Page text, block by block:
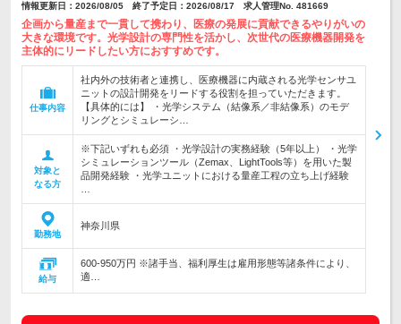
情報更新日：2026/08/05 終了予定日：2026/08/17 求人管理No. 481669
企画から量産まで一貫して携わり、医療の発展に貢献できるやりがいの
大きな環境です。光学設計の専門性を活かし、次世代の医療機器開発を
主体的にリードしたい方におすすめです。
仕事内容
社内外の技術者と連携し、医療機器に内蔵される光学センサユ
ニットの設計開発をリードする役割を担っていただきます。
【具体的には】 ・光学システム（結像系／非結像系）のモデ
リングとシミュレーシ…
対象と
なる方
※下記いずれも必須 ・光学設計の実務経験（5年以上） ・光学
シミュレーションツール（Zemax、LightTools等）を用いた製
品開発経験 ・光学ユニットにおける量産工程の立ち上げ経験
勤務地
神奈川県
給与
600-950万円 ※諸手当、福利厚生は雇用形態等諸条件により、
適…